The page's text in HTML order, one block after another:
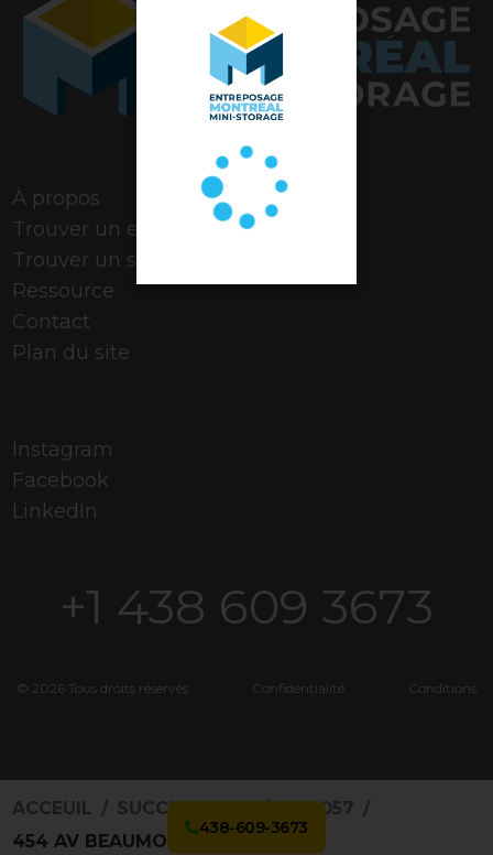
À propos
Trouver un espace
Trouver un stationnement
Ressource
Contact
Plan du site
Instagram
Facebook
LinkedIn
+1 438 609 3673
© 2026 Tous droits réservés Confidentialité Conditions
438-609-3673
ACCEUIL SUCCURSALES
3168057
454 AV BEAUMONT